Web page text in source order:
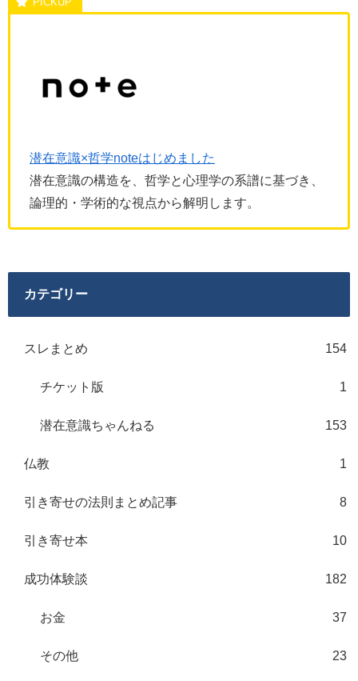
潜在意識×哲学noteはじめました
潜在意識の構造を、哲学と心理学の系譜に基づき、
論理的・学術的な視点から解明します。
カテゴリー
スレまとめ 154
チケット版 1
潜在意識ちゃんねる 153
仏教 1
引き寄せの法則まとめ記事 8
引き寄せ本 10
成功体験談 182
お金 37
その他 23